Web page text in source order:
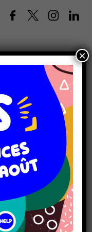
en tissu est idéal
promotionnels. Sa
le montage en
imprimé en
et
pour un accueil
"
COMPTOIR
"
×